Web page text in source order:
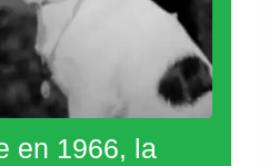
en 1966, la